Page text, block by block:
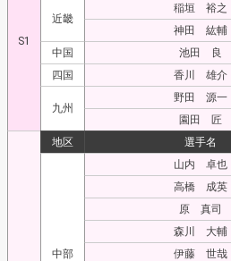
S1
近畿
稲垣 裕之
神田 紘輔
中国
池田 良
四国
香川 雄介
九州
野田 源一
園田 匠
地区 選手名
中部
山内 卓也
高橋 成英
原 真司
森川 大輔
伊藤 世哉